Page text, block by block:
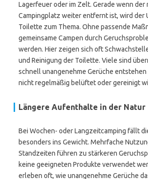
Lagerfeuer oder im Zelt. Gerade wenn der
Campingplatz weiter entfernt ist, wird der
Toilette zum Thema. Ohne passende
gemeinsame Campen durch
werden. Hier zeigen sich oft
und Reinigung der Toilette. Viele sind
schnell unangenehme Gerüche entstehen
nicht regelmäßig belüftet oder gereinigt
Längere Aufenthalte in der Natur
Bei Wochen- oder Langzeitcamping fällt
besonders ins Gewicht. Mehrfache
Standzeiten führen zu stärkeren
keine geeigneten Produkte verwendet
erleben oft, wie unangenehme Gerüche